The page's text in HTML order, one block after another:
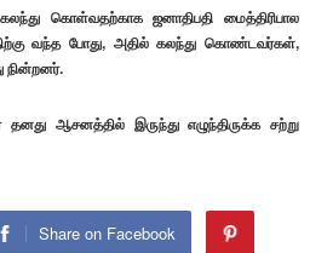
கொள்வதற்காக ஜனாதிபதி மைத்திரிபால
வந்த போது, அதில் கலந்து கொண்டவர்கள்,
நின்றனர்.
ஆசனத்தில் இருந்து எழுந்திருக்க சற்று
Share on Facebook